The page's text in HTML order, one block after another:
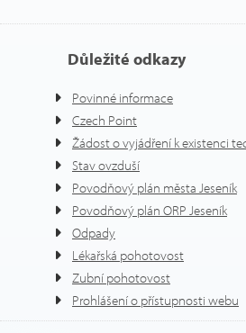
Důležité odkazy
Povinné informace
Czech Point
Žádost o vyjádření k existenci
Stav ovzduší
Povodňový plán města Jeseník
Povodňový plán ORP Jeseník
Odpady
Lékařská pohotovost
Zubní pohotovost
Prohlášení o přístupnosti webu